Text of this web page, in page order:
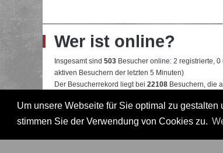
Um unsere Webseite für Sie optimal zu
stimmen Sie der Verwendung von Cookies zu.
Wer ist online?
Insgesamt sind 503 Besucher online: 2 registrierte,
aktiven Besuchern der letzten 5 Minuten)
Der Besucherrekord liegt bei 22108 Besuchern, die
Mitglieder:Google [Bot], Majestic-12 [Bot]
Legende: Administrator,Moderator,Professional